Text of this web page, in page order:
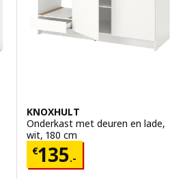
KNOXHULT
Onderkast met deuren en lade,
wit, 180 cm
€135.-
Prijs € 135.-